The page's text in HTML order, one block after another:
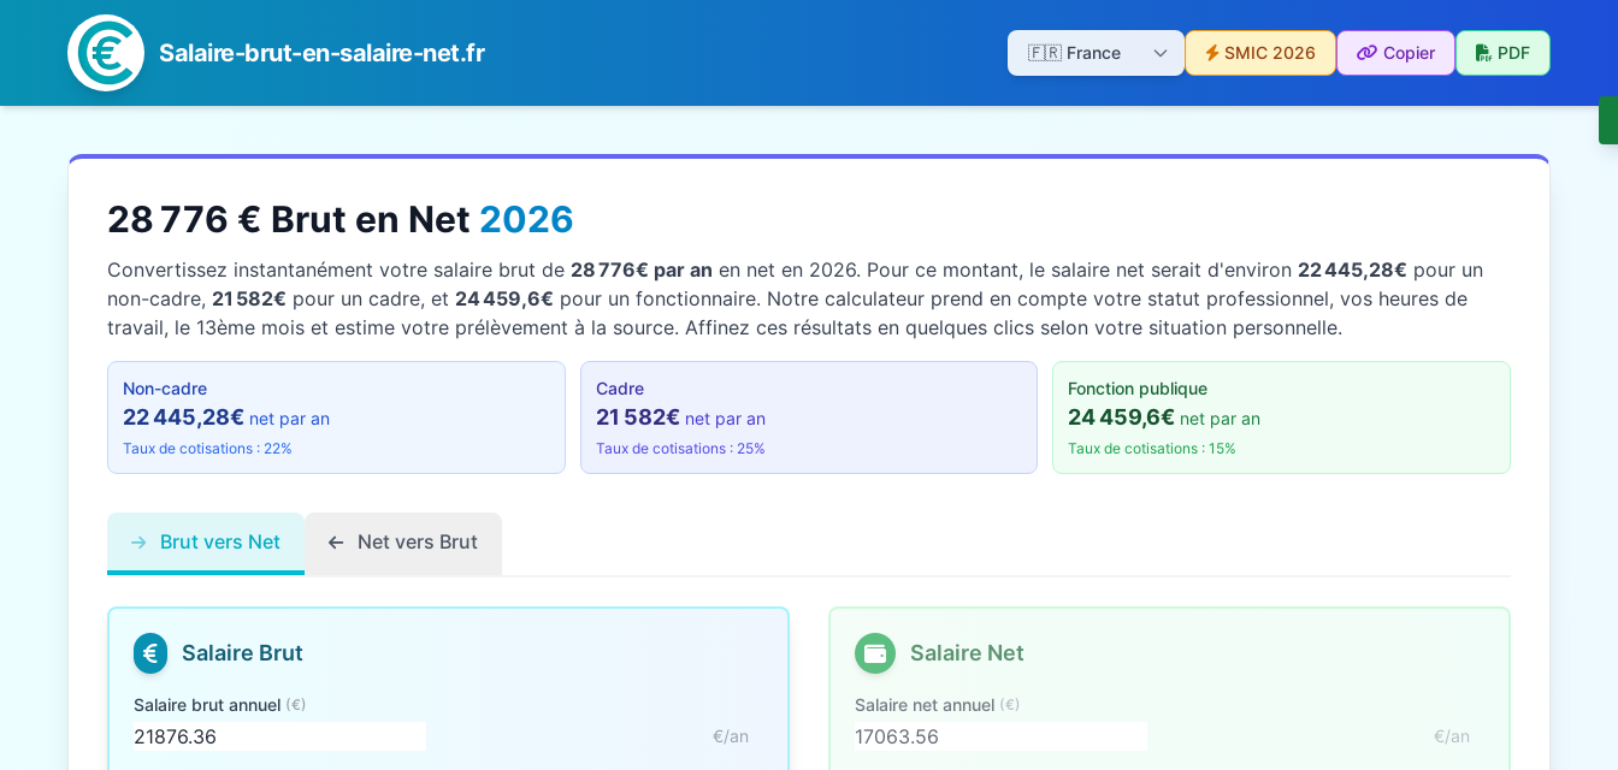
Salaire-brut-en-salaire-net.fr SMIC 2026 Copier PDF
28 776 € Brut en Net 2026
Convertissez instantanément votre salaire brut de 28 776€ par an en net en 2026. Pour ce montant, le salaire net serait d'environ 22 445,28€ pour un
non-cadre, 21 582€ pour un cadre, et 24 459,6€ pour un fonctionnaire. Notre calculateur prend en compte votre statut professionnel, vos heures de
travail, le 13ème mois et estime votre prélèvement à la source. Affinez ces résultats en quelques clics selon votre situation personnelle.
Non-cadre
22 445,28€ net par an
Taux de cotisations : 22%
Cadre
21 582€ net par an
Taux de cotisations : 25%
Fonction publique
24 459,6€ net par an
Taux de cotisations : 15%
Brut vers Net Net vers Brut
Salaire Brut
Salaire brut annuel (€)
€/an
Salaire Net
Salaire net annuel (€)
€/an